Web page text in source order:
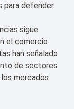
para defender
sigue
el comercio
han señalado
de sectores
mercados